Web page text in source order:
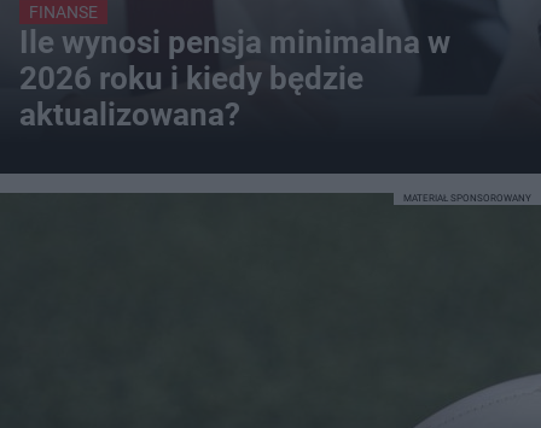
FINANSE
Ile wynosi pensja minimalna w
2026 roku i kiedy będzie
aktualizowana?
MATERIAŁ SPONSOROWANY